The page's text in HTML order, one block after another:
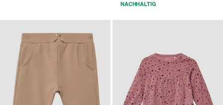
NACHHALTIG